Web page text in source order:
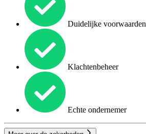
Duidelijke voorwaarden
Klachtenbeheer
Echte ondernemer